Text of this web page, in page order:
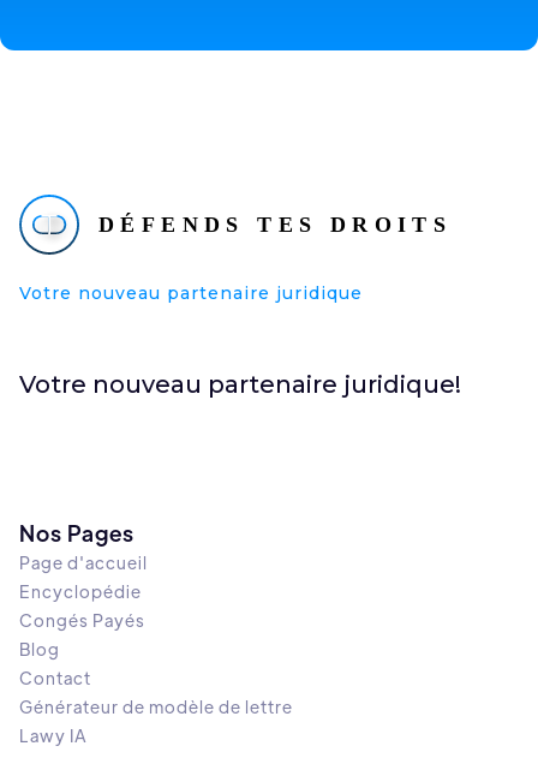
Votre nouveau partenaire juridique
Votre nouveau partenaire juridique!
Nos Pages
Page d'accueil
Encyclopédie
Congés Payés
Blog
Contact
Générateur de modèle de lettre
Lawy IA